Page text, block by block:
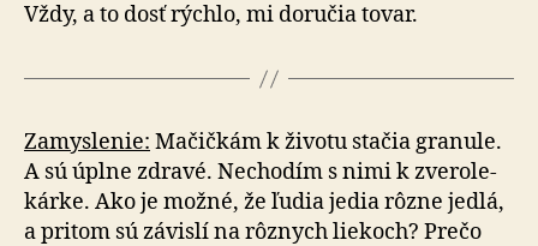
Vždy, a to dosť rýchlo, mi do­ru­čia tovar.
Zamyslenie: Mačičkám k životu stačia granule.
A sú úplne zdravé. Ne­cho­dím s nimi k zve­ro­le­
kár­ke. Ako je možné, že ľudia jedia rôzne jedlá,
a pri­tom sú zá­vislí na rôz­nych liekoch? Prečo